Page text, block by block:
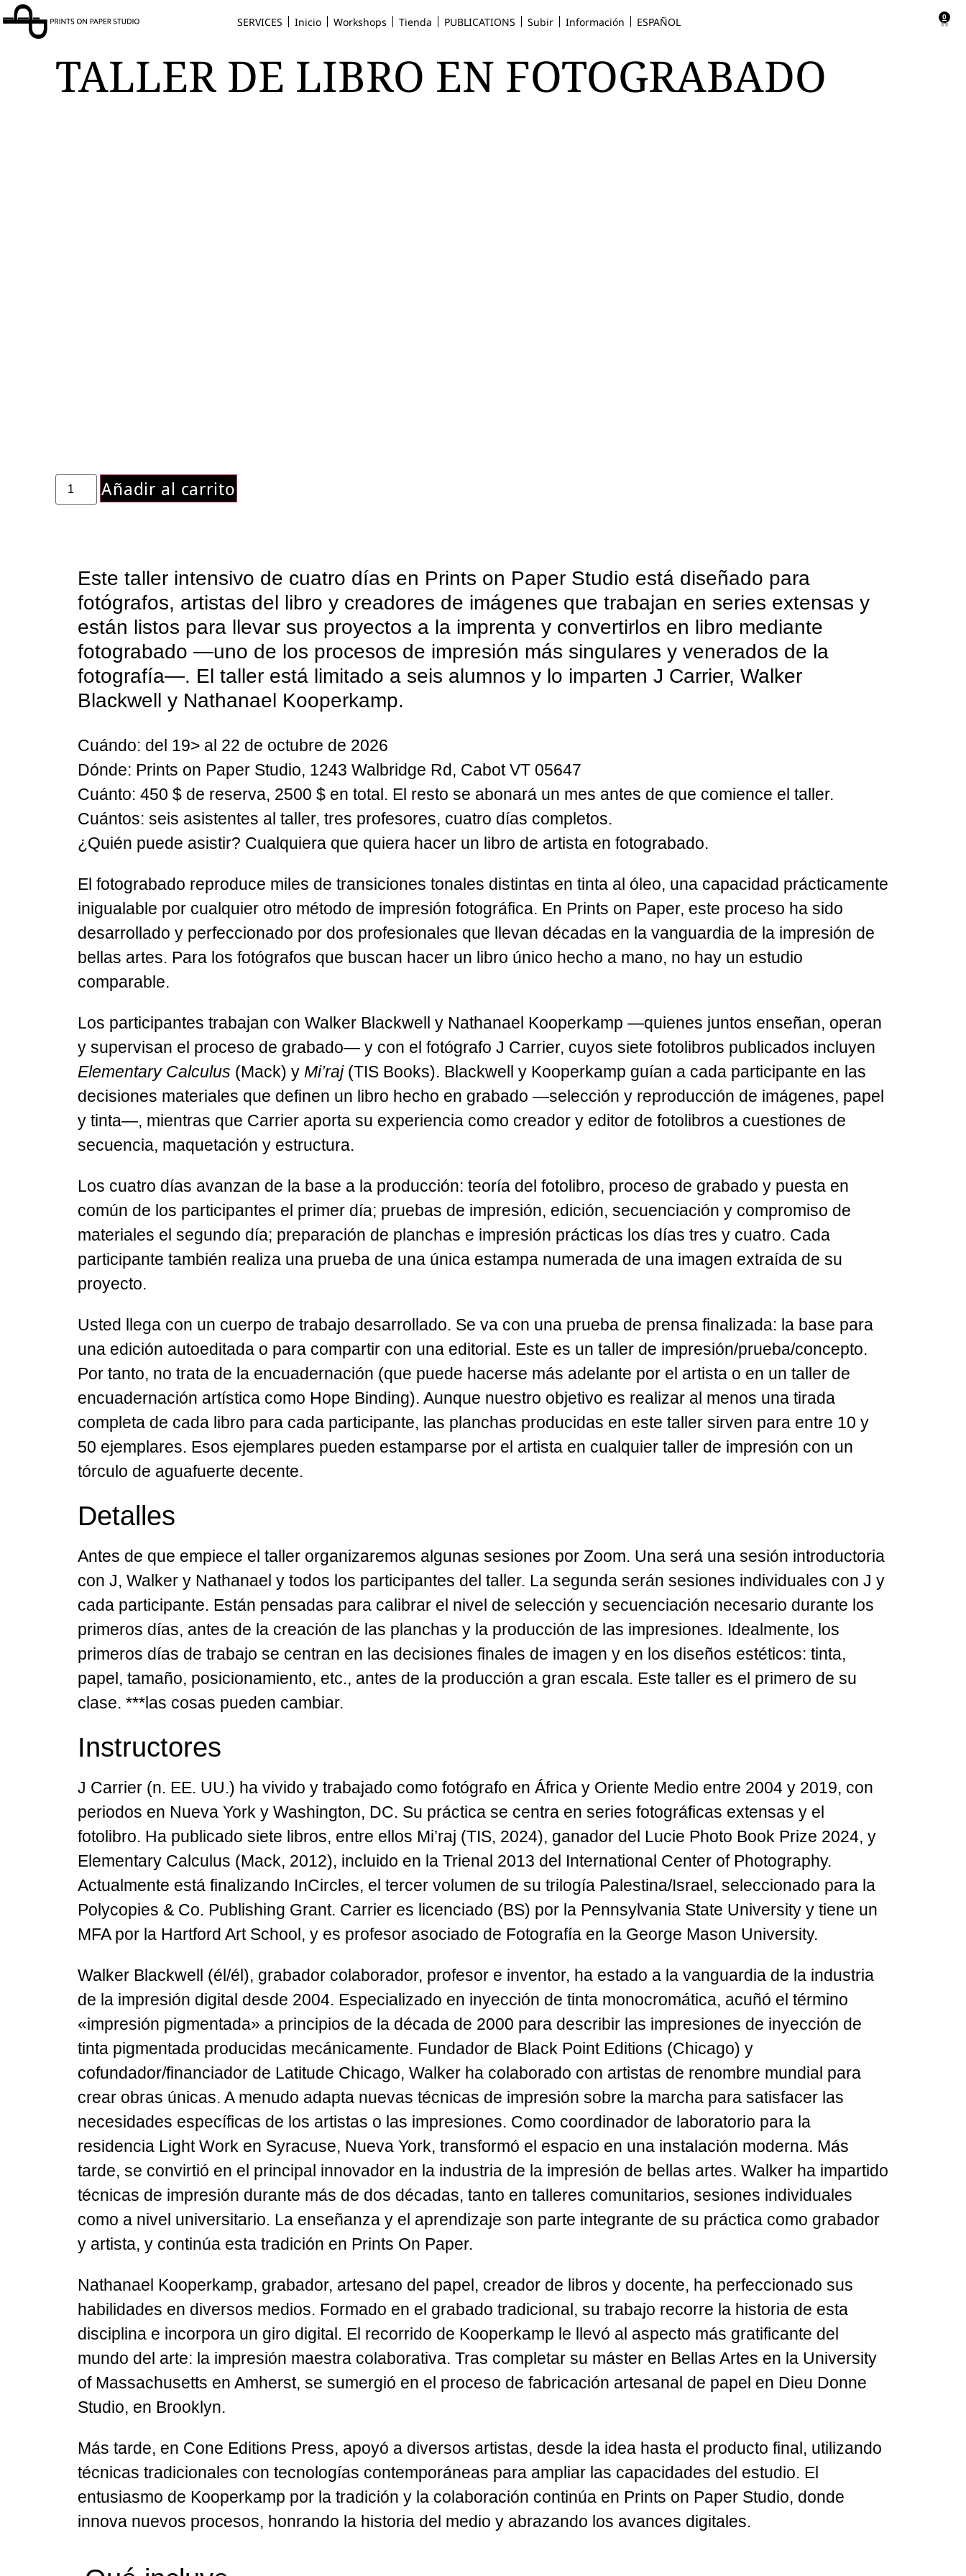
SERVICES Inicio Workshops Tienda PUBLICATIONS Subir Información ESPAÑOL 0
TALLER DE LIBRO EN FOTOGRABADO
Añadir al carrito
Este taller intensivo de cuatro días en Prints on Paper Studio está diseñado para
fotógrafos, artistas del libro y creadores de imágenes que trabajan en series extensas y
están listos para llevar sus proyectos a la imprenta y convertirlos en libro mediante
fotograbado —uno de los procesos de impresión más singulares y venerados de la
fotografía—. El taller está limitado a seis alumnos y lo imparten J Carrier, Walker
Blackwell y Nathanael Kooperkamp.
Cuándo: del 19> al 22 de octubre de 2026
Dónde: Prints on Paper Studio, 1243 Walbridge Rd, Cabot VT 05647
Cuánto: 450 $ de reserva, 2500 $ en total. El resto se abonará un mes antes de que comience el taller.
Cuántos: seis asistentes al taller, tres profesores, cuatro días completos.
¿Quién puede asistir? Cualquiera que quiera hacer un libro de artista en fotograbado.
El fotograbado reproduce miles de transiciones tonales distintas en tinta al óleo, una capacidad prácticamente
inigualable por cualquier otro método de impresión fotográfica. En Prints on Paper, este proceso ha sido
desarrollado y perfeccionado por dos profesionales que llevan décadas en la vanguardia de la impresión de
bellas artes. Para los fotógrafos que buscan hacer un libro único hecho a mano, no hay un estudio
comparable.
Los participantes trabajan con Walker Blackwell y Nathanael Kooperkamp —quienes juntos enseñan, operan
y supervisan el proceso de grabado— y con el fotógrafo J Carrier, cuyos siete fotolibros publicados incluyen
Elementary Calculus (Mack) y Mi’raj(TIS Books). Blackwell y Kooperkamp guían a cada participante en las
decisiones materiales que definen un libro hecho en grabado —selección y reproducción de imágenes, papel
y tinta—, mientras que Carrier aporta su experiencia como creador y editor de fotolibros a cuestiones de
secuencia, maquetación y estructura.
Los cuatro días avanzan de la base a la producción: teoría del fotolibro, proceso de grabado y puesta en
común de los participantes el primer día; pruebas de impresión, edición, secuenciación y compromiso de
materiales el segundo día; preparación de planchas e impresión prácticas los días tres y cuatro. Cada
participante también realiza una prueba de una única estampa numerada de una imagen extraída de su
proyecto.
Usted llega con un cuerpo de trabajo desarrollado. Se va con una prueba de prensa finalizada: la base para
una edición autoeditada o para compartir con una editorial. Este es un taller de impresión/prueba/concepto.
Por tanto, no trata de la encuadernación (que puede hacerse más adelante por el artista o en un taller de
encuadernación artística como Hope Binding). Aunque nuestro objetivo es realizar al menos una tirada
completa de cada libro para cada participante, las planchas producidas en este taller sirven para entre 10 y
50 ejemplares. Esos ejemplares pueden estamparse por el artista en cualquier taller de impresión con un
tórculo de aguafuerte decente.
Detalles
Antes de que empiece el taller organizaremos algunas sesiones por Zoom. Una será una sesión introductoria
con J, Walker y Nathanael y todos los participantes del taller. La segunda serán sesiones individuales con J y
cada participante. Están pensadas para calibrar el nivel de selección y secuenciación necesario durante los
primeros días, antes de la creación de las planchas y la producción de las impresiones. Idealmente, los
primeros días de trabajo se centran en las decisiones finales de imagen y en los diseños estéticos: tinta,
papel, tamaño, posicionamiento, etc., antes de la producción a gran escala. Este taller es el primero de su
clase. ***las cosas pueden cambiar.
Instructores
J Carrier(n. EE. UU.) ha vivido y trabajado como fotógrafo en África y Oriente Medio entre 2004 y 2019, con
periodos en Nueva York y Washington, DC. Su práctica se centra en series fotográficas extensas y el
fotolibro. Ha publicado siete libros, entre ellos Mi’raj (TIS, 2024), ganador del Lucie Photo Book Prize 2024, y
Elementary Calculus (Mack, 2012), incluido en la Trienal 2013 del International Center of Photography.
Actualmente está finalizando InCircles, el tercer volumen de su trilogía Palestina/Israel, seleccionado para la
Polycopies & Co. Publishing Grant. Carrier es licenciado (BS) por la Pennsylvania State University y tiene un
MFA por la Hartford Art School, y es profesor asociado de Fotografía en la George Mason University.
Walker Blackwell (él/él), grabador colaborador, profesor e inventor, ha estado a la vanguardia de la industria
de la impresión digital desde 2004. Especializado en inyección de tinta monocromática, acuñó el término
«impresión pigmentada» a principios de la década de 2000 para describir las impresiones de inyección de
tinta pigmentada producidas mecánicamente. Fundador de Black Point Editions (Chicago) y
cofundador/financiador de Latitude Chicago, Walker ha colaborado con artistas de renombre mundial para
crear obras únicas. A menudo adapta nuevas técnicas de impresión sobre la marcha para satisfacer las
necesidades específicas de los artistas o las impresiones. Como coordinador de laboratorio para la
residencia Light Work en Syracuse, Nueva York, transformó el espacio en una instalación moderna. Más
tarde, se convirtió en el principal innovador en la industria de la impresión de bellas artes. Walker ha impartido
técnicas de impresión durante más de dos décadas, tanto en talleres comunitarios, sesiones individuales
como a nivel universitario. La enseñanza y el aprendizaje son parte integrante de su práctica como grabador
y artista, y continúa esta tradición en Prints On Paper.
Nathanael Kooperkamp, grabador, artesano del papel, creador de libros y docente, ha perfeccionado sus
habilidades en diversos medios. Formado en el grabado tradicional, su trabajo recorre la historia de esta
disciplina e incorpora un giro digital. El recorrido de Kooperkamp le llevó al aspecto más gratificante del
mundo del arte: la impresión maestra colaborativa. Tras completar su máster en Bellas Artes en la University
of Massachusetts en Amherst, se sumergió en el proceso de fabricación artesanal de papel en Dieu Donne
Studio, en Brooklyn.
Más tarde, en Cone Editions Press, apoyó a diversos artistas, desde la idea hasta el producto final, utilizando
técnicas tradicionales con tecnologías contemporáneas para ampliar las capacidades del estudio. El
entusiasmo de Kooperkamp por la tradición y la colaboración continúa en Prints on Paper Studio, donde
innova nuevos procesos, honrando la historia del medio y abrazando los avances digitales.